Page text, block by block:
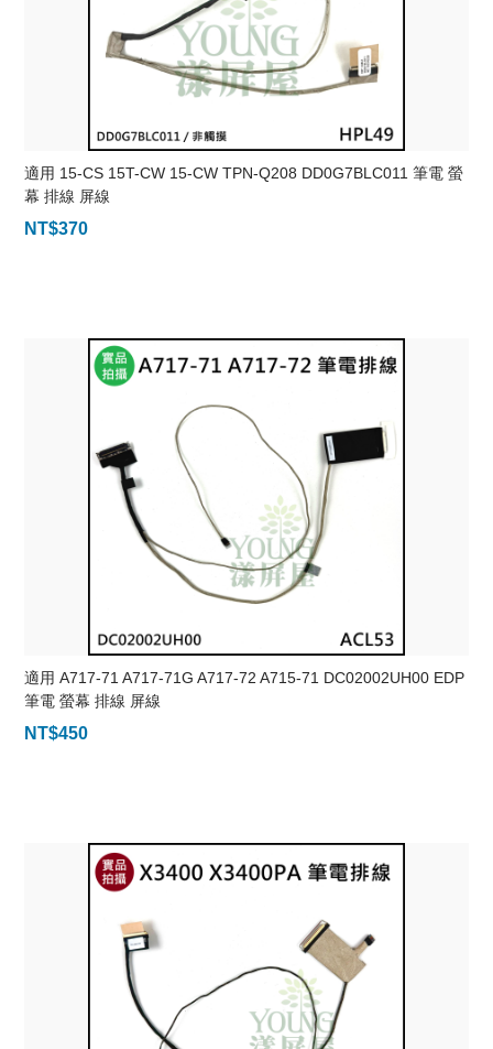
適用 15-CS 15T-CW 15-CW TPN-Q208 DD0G7BLC011 筆電 螢
幕 排線 屏線
NT$370
適用 A717-71 A717-71G A717-72 A715-71 DC02002UH00 EDP
筆電 螢幕 排線 屏線
NT$450